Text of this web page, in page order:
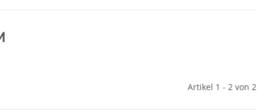
Artikel 1 - 2 von 2